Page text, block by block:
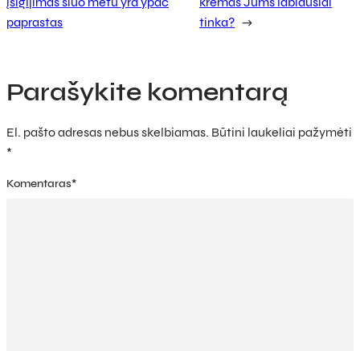
paprastas
tinka? →
Parašykite komentarą
El. pašto adresas nebus skelbiamas. Būtini laukeliai pažymėti
*
Komentaras*